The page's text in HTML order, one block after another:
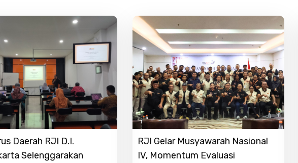
Daerah RJI D.I.
Selenggarakan
RJI Gelar Musyawarah Nasional
IV, Momentum Evaluasi